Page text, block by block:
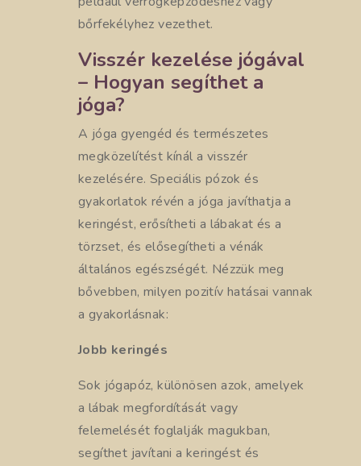
bőrfekélyhez vezethet.
Visszér kezelése jógával
– Hogyan segíthet a
jóga?
A jóga gyengéd és természetes
megközelítést kínál a visszér
kezelésére. Speciális pózok és
gyakorlatok révén a jóga javíthatja a
keringést, erősítheti a lábakat és a
törzset, és elősegítheti a vénák
általános egészségét. Nézzük meg
bővebben, milyen pozitív hatásai vannak
a gyakorlásnak:
Jobb keringés
Sok jógapóz, különösen azok, amelyek
a lábak megfordítását vagy
felemelését foglalják magukban,
segíthet javítani a keringést és